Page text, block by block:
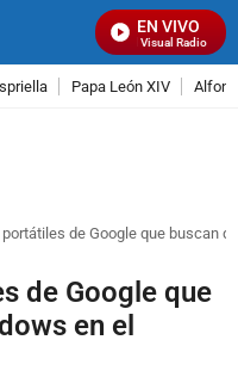
EN VIVO
Señal Visual Radio
Papa León XIV
de Google que buscan
de Google que
en el